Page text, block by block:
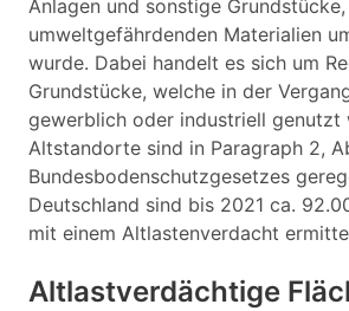
Anlagen und sonstige
umweltgefährdenden Materialien
wurde. Dabei handelt es sich um
Grundstücke, welche in der
gewerblich oder industriell genutzt
Altstandorte sind in Paragraph 2,
Bundesbodenschutzgesetzes
Deutschland sind bis 2021 ca.
mit einem Altlastenverdacht
Altlastverdächtige